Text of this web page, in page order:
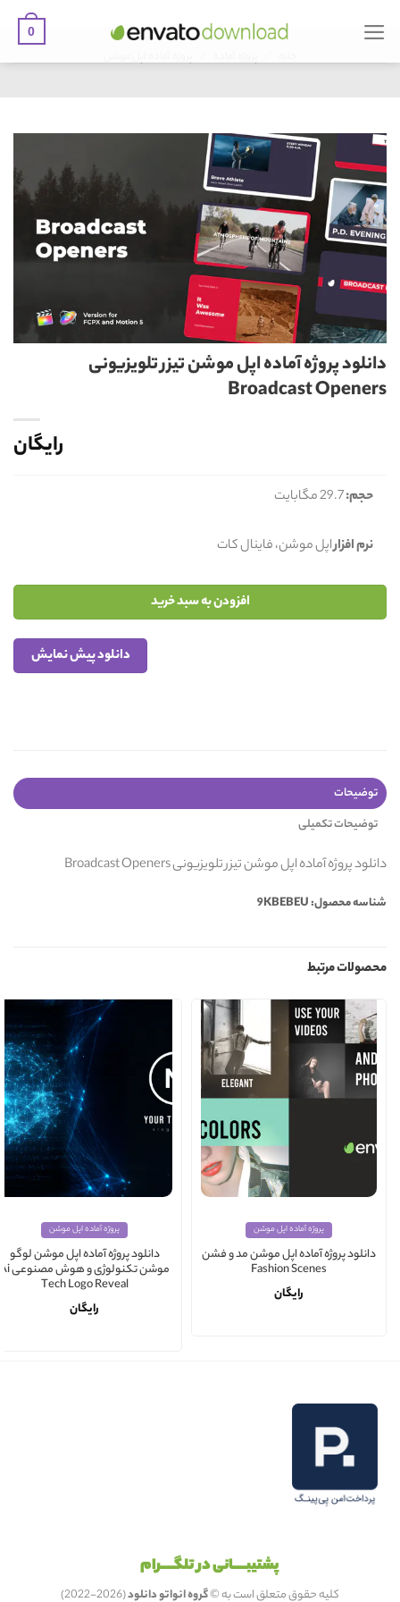
Skip
to
0
/
/
دانلود پروژه آماده اپل موشن تیزر تلویزیونی
Broadcast Openers
رایگان
حجم:29.7 مگابایت
نرم افزاراپل موشن، فاینال کات
افزودن به سبد خرید
دانلود پیش نمایش
توضیحات
توضیحات تکمیلی
دانلود پروژه آماده اپل موشن تیزر تلویزیونی Broadcast Openers
شناسه محصول: 9KBEBEU
محصولات مرتبط
پروژه آماده اپل موشن
دانلود پروژه آماده اپل موشن مد و فشن
Fashion Scenes
رایگان
پروژه آماده اپل موشن
دانلود پروژه آماده اپل موشن لوگو
موشن تکنولوژی و هوش مصنوعی Ai
Tech Logo Reveal
رایگان
پشتیبـــــانی در تلگـــــرام
کلیه حقوق متعلق است به ©گروه انواتو دانلود(2026-2022)